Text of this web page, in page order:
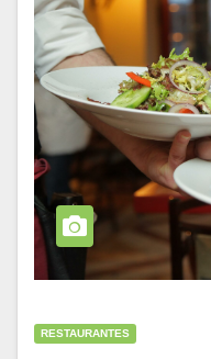
RESTAURANTES